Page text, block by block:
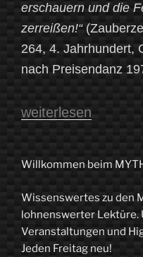
erschauern und die
zerreißen!“
264, 4. Jahrhundert,
nach Preisendanz
„„Ein
gegen
Zaubermittel““
weiterlesen
Willkommen beim
Wissenswertes zu den
lohnenswerter Lektüre.
Veranstaltungen und
Jeden Freitag neu!